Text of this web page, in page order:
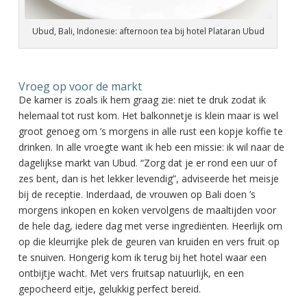
Ubud, Bali, Indonesie: afternoon tea bij hotel Plataran Ubud
Vroeg op voor de markt
De kamer is zoals ik hem graag zie: niet te druk zodat ik
helemaal tot rust kom. Het balkonnetje is klein maar is wel
groot genoeg om ’s morgens in alle rust een kopje koffie te
drinken. In alle vroegte want ik heb een missie: ik wil naar de
dagelijkse markt van Ubud. “Zorg dat je er rond een uur of
zes bent, dan is het lekker levendig”, adviseerde het meisje
bij de receptie. Inderdaad, de vrouwen op Bali doen ’s
morgens inkopen en koken vervolgens de maaltijden voor
de hele dag, iedere dag met verse ingrediënten. Heerlijk om
op die kleurrijke plek de geuren van kruiden en vers fruit op
te snuiven. Hongerig kom ik terug bij het hotel waar een
ontbijtje wacht. Met vers fruitsap natuurlijk, en een
gepocheerd eitje, gelukkig perfect bereid.